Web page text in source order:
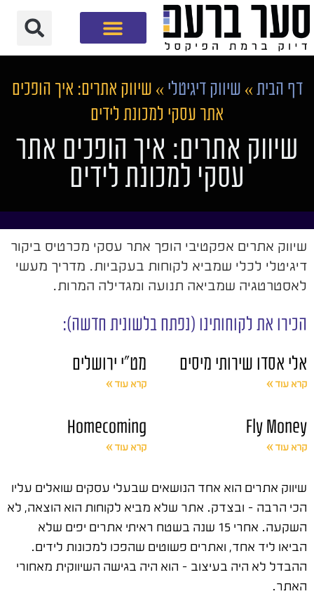
דף הבית » שיווק דיגיטלי » שיווק אתרים: איך הופכים
אתר עסקי למכונת לידים
שיווק אתרים: איך הופכים אתר
עסקי למכונת לידים
שיווק אתרים אפקטיבי הופך אתר עסקי מכרטיס ביקור
דיגיטלי לכלי שמביא לקוחות בעקביות. מדריך מעשי
לאסטרטגיה שמביאה תנועה ומגדילה המרות.
הכירו את לקוחותינו (נפתח בלשונית חדשה):
אלי אסדו שירותי מיסים
קרא עוד »
מט"י ירושלים
קרא עוד »
Fly Money
קרא עוד »
Homecoming
קרא עוד »
שיווק אתרים הוא אחד הנושאים שבעלי עסקים שואלים עליו
הכי הרבה – ובצדק. אתר שלא מביא לקוחות הוא הוצאה, לא
השקעה. אחרי 15 שנה בשטח ראיתי אתרים יפים שלא
הביאו ליד אחד, ואתרים פשוטים שהפכו למכונות לידים.
ההבדל לא היה בעיצוב – הוא היה בגישה השיווקית מאחורי
האתר.